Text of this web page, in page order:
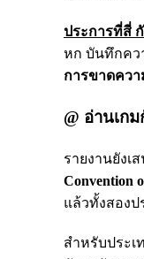
ประการที่สี่
หก บันทึกคว
การขาดควา
@ อ่านเกม
รายงานยังเ
Convention
แล้วทั้งสองป
สำหรับประเ